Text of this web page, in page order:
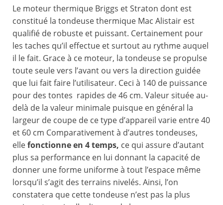
Le moteur thermique Briggs et Straton dont est
constitué la tondeuse thermique Mac Alistair est
qualifié de robuste et puissant. Certainement pour
les taches qu’il effectue et surtout au rythme auquel
il le fait. Grace à ce moteur, la tondeuse se propulse
toute seule vers l’avant ou vers la direction guidée
que lui fait faire l’utilisateur. Ceci à 140 de puissance
pour des tontes rapides de 46 cm. Valeur située au-
delà de la valeur minimale puisque en général la
largeur de coupe de ce type d’appareil varie entre 40
et 60 cm Comparativement à d’autres tondeuses,
ellefonctionne en 4 temps, ce qui assure d’autant
plus sa performance en lui donnant la capacité de
donner une forme uniforme à tout l’espace même
lorsqu’il s’agit des terrains nivelés. Ainsi, l’on
constatera que cette tondeuse n’est pas la plus